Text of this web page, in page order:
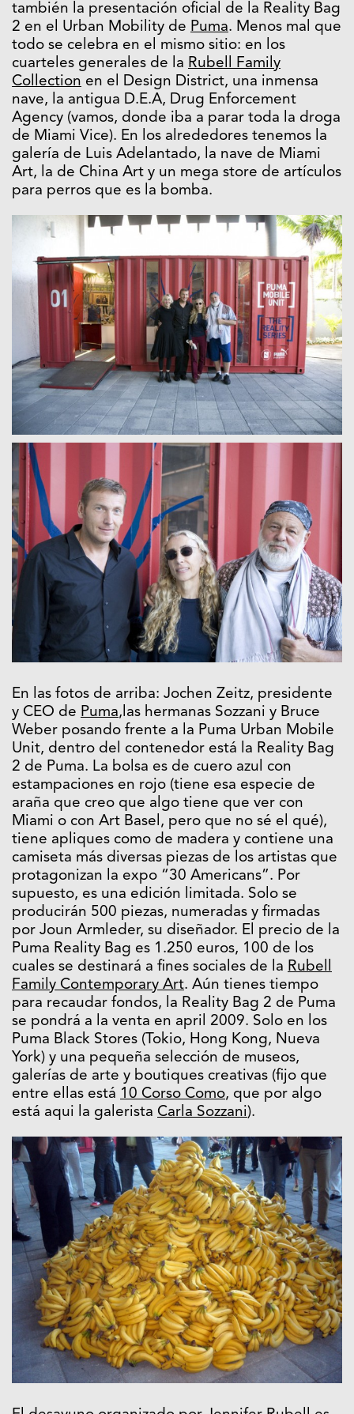
también la presentación oficial de la Reality Bag
2 en el Urban Mobility de Puma. Menos mal que
todo se celebra en el mismo sitio: en los
cuarteles generales de la Rubell Family
Collection en el Design District, una inmensa
nave, la antigua D.E.A, Drug Enforcement
Agency (vamos, donde iba a parar toda la droga
de Miami Vice). En los alrededores tenemos la
galería de Luis Adelantado, la nave de Miami
Art, la de China Art y un mega store de artículos
para perros que es la bomba.
En las fotos de arriba: Jochen Zeitz, presidente
y CEO de Puma,las hermanas Sozzani y Bruce
Weber posando frente a la Puma Urban Mobile
Unit, dentro del contenedor está la Reality Bag
2 de Puma. La bolsa es de cuero azul con
estampaciones en rojo (tiene esa especie de
araña que creo que algo tiene que ver con
Miami o con Art Basel, pero que no sé el qué),
tiene apliques como de madera y contiene una
camiseta más diversas piezas de los artistas que
protagonizan la expo “30 Americans”. Por
supuesto, es una edición limitada. Solo se
producirán 500 piezas, numeradas y firmadas
por Joun Armleder, su diseñador. El precio de la
Puma Reality Bag es 1.250 euros, 100 de los
cuales se destinará a fines sociales de la Rubell
Family Contemporary Art. Aún tienes tiempo
para recaudar fondos, la Reality Bag 2 de Puma
se pondrá a la venta en april 2009. Solo en los
Puma Black Stores (Tokio, Hong Kong, Nueva
York) y una pequeña selección de museos,
galerías de arte y boutiques creativas (fijo que
entre ellas está 10 Corso Como, que por algo
está aqui la galerista Carla Sozzani).